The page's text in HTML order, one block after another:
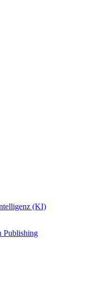
(KI)
Publishing